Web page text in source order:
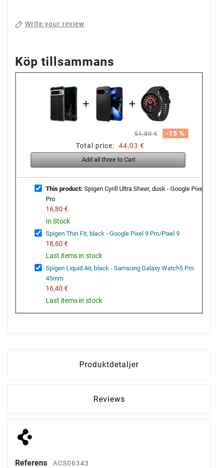
Write your review
Köp tillsammans
+ +
51,80 €
-15 %
Total price:
44,03 €
Add all three to Cart
This product: Spigen Cyrill Ultra Sheer, dusk - Google Pixel 8
Pro
16,80 €
In Stock
Spigen Thin Fit, black - Google Pixel 9 Pro/Pixel 9
18,60 €
Last items in stock
Spigen Liquid Air, black - Samsung Galaxy Watch5 Pro
45mm
16,40 €
Last items in stock
Produktdetaljer
Reviews
Referens ACS06343